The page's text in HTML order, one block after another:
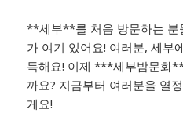
홀
밤
문
화
**세부**를 처음 방문하는 분
가 여기 있어요! 여러분, 세부
득해요! 이제 ***세부밤문화
까요? 지금부터 여러분을 열
게요!